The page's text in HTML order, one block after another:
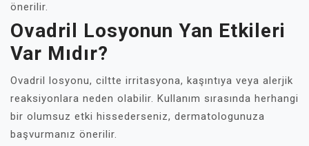
önerilir.
Ovadril Losyonun Yan Etkileri
Var Mıdır?
Ovadril losyonu, ciltte irritasyona, kaşıntıya veya alerjik
reaksiyonlara neden olabilir. Kullanım sırasında herhangi
bir olumsuz etki hissederseniz, dermatologunuza
başvurmanız önerilir.